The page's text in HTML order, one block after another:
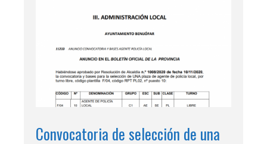
Convocatoria de selección de una